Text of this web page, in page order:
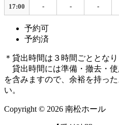
17:00 - - -
予約可
予約済
＊貸出時間は３時間ごととなり
貸出時間には準備・撤去・
を含みますので、余裕を持っ
い。
Copyright © 2026 南松ホール